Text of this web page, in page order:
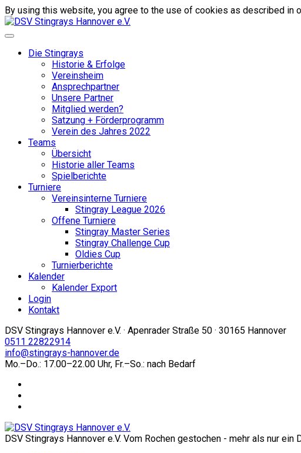
By using this website, you agree to the use of cookies as described in
Die Stingrays
Historie & Erfolge
Vereinsheim
Ansprechpartner
Unsere Partner
Mitglied werden?
Satzung + Förderprogramm
Verein des Jahres 2022
Teams
Übersicht
Historie aller Teams
Spielberichte
Turniere
Vereinsinterne Turniere
Stingray League 2026
Offene Turniere
Stingray Master Series
Stingray Challenge Cup
Oldies Cup
Turnierberichte
Kalender
Kalender Export
Login
Kontakt
DSV Stingrays Hannover e.V. · Apenrader Straße 50 · 30165 Hannover
0511 22822914
info@stingrays-hannover.de
Mo.–Do.: 17.00–22.00 Uhr, Fr.–So.: nach Bedarf
DSV Stingrays Hannover e.V. Vom Rochen gestochen - mehr als nur ein